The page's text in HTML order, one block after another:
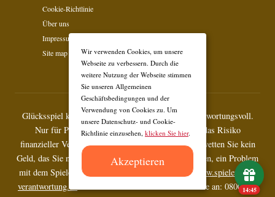
Cookie-Richtlinie
Über uns
Impressum
Site map
Glücksspiel kann süchtig machen. Spielen Sie verantwortungsvoll.
Nur für Personen über 18 Jahre. Wetten bergen das Risiko
finanzieller Verluste. Setzen Sie sich Limits und verwetten Sie kein
Geld, das Sie nicht verlieren können. Wenn Sie glauben, ein Problem
mit dem Spielen zu haben, suchen Sie Hilfe unterwww.spielen-mit-
verantwortung.de
oder rufen Sie die kostenlose Hotline an: 0800 137
Wir verwenden Cookies, um unsere
Webseite zu verbessern. Durch die
weitere Nutzung der Webseite stimmen
Sie unseren Allgemeinen
Geschäftsbedingungen und der
Verwendung von Cookies zu. Um
unsere Datenschutz- und Cookie-
Richtlinie einzusehen, klicken Sie hier.
Akzeptieren
14:45